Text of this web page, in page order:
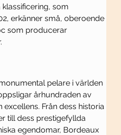
klassificering, som
erkänner små, oberoende
som producerar
pelare i världen
århundraden av
Från dess historia
till dess prestigefyllda
egendomar, Bordeaux